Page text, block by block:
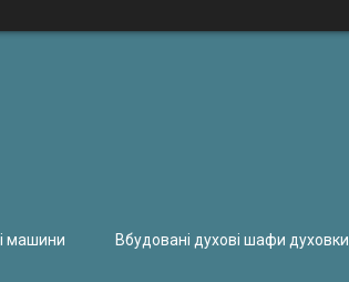
машини Вбудовані духові шафи духовки